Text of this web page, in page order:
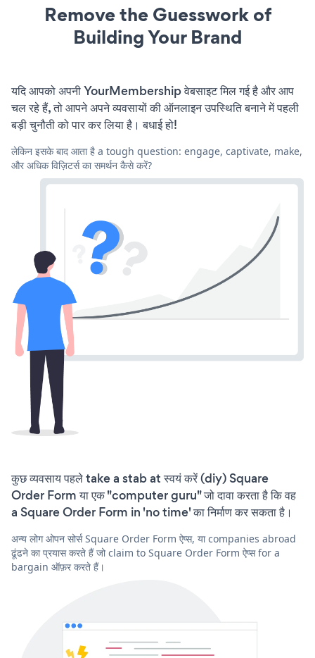
Remove the Guesswork of
Building Your Brand
यदि आपको अपनी YourMembership वेबसाइट मिल गई है और आप
चल रहे हैं, तो आपने अपने व्यवसायों की ऑनलाइन उपस्थिति बनाने में पहली
बड़ी चुनौती को पार कर लिया है। बधाई हो!
लेकिन इसके बाद आता है a tough question: engage, captivate, make,
और अधिक विज़िटर्स का समर्थन कैसे करें?
कुछ व्यवसाय पहले take a stab at स्वयं करें (diy) Square
Order Form या एक "computer guru" जो दावा करता है कि वह
a Square Order Form in 'no time' का निर्माण कर सकता है।
अन्य लोग ओपन सोर्स Square Order Form ऐप्स, या companies abroad
ढूंढने का प्रयास करते हैं जो claim to Square Order Form ऐप्स for a
bargain ऑफ़र करते हैं।